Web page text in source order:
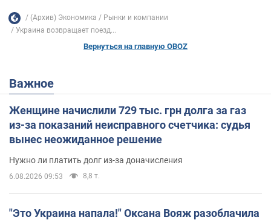
(Архив) Экономика
Рынки и компании
Украина возвращает поезд...
Вернуться на главную OBOZ
Важное
Женщине начислили 729 тыс. грн долга за газ
из-за показаний неисправного счетчика: судья
вынес неожиданное решение
Нужно ли платить долг из-за доначисления
6.08.2026 09:53 8,8 т.
"Это Украина напала!" Оксана Вояж разоблачила